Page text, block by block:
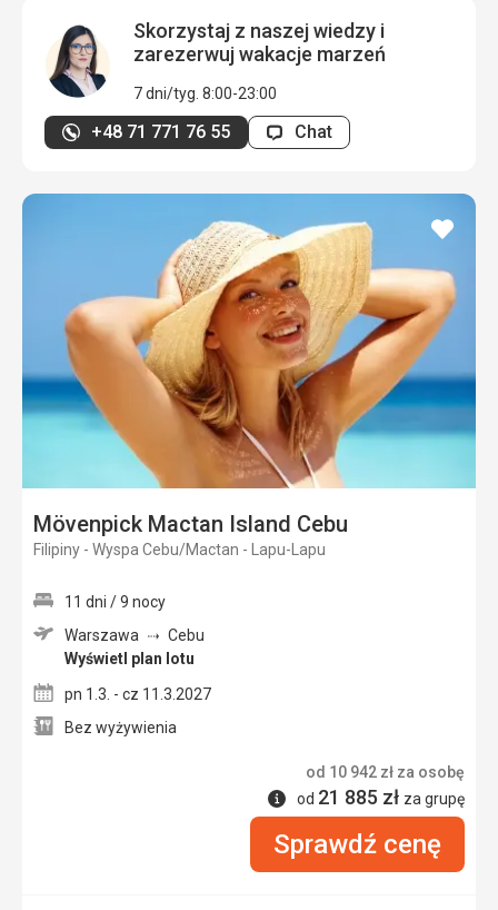
Skorzystaj z naszej wiedzy i
zarezerwuj wakacje marzeń
7 dni/tyg. 8:00-23:00
+48 71 771 76 55 Chat
Mövenpick Mactan Island Cebu
Filipiny - Wyspa Cebu/Mactan - Lapu-Lapu
dodaj
11 dni / 9 nocy
Warszawa
Cebu
Wyświetl plan lotu
pn 1.3. - cz 11.3.2027
Bez wyżywienia
od 10 942 zł za osobę
Informacje
od 21 885 zł za grupę
Sprawdź cenę